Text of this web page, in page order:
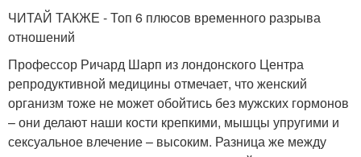
ЧИТАЙ ТАКЖЕ - Топ 6 плюсов временного разрыва
отношений
Профессор Ричард Шарп из лондонского Центра
репродуктивной медицины отмечает, что женский
организм тоже не может обойтись без мужских гормонов
– они делают наши кости крепкими, мышцы упругими и
сексуальное влечение – высоким. Разница же между